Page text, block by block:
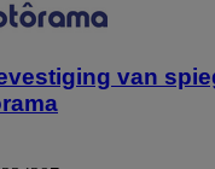
van